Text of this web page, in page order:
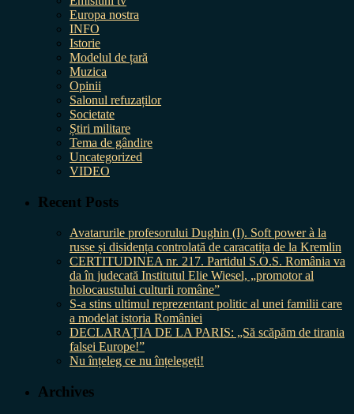
Europa nostra
INFO
Istorie
Modelul de țară
Muzica
Opinii
Salonul refuzaților
Societate
Știri militare
Tema de gândire
Uncategorized
VIDEO
Recent Posts
Avatarurile profesorului Dughin (I). Soft power à la
russe și disidența controlată de caracatița de la Kremlin
CERTITUDINEA nr. 217. Partidul S.O.S. România va
da în judecată Institutul Elie Wiesel, „promotor al
holocaustului culturii române”
S-a stins ultimul reprezentant politic al unei familii care
a modelat istoria României
DECLARAȚIA DE LA PARIS: „Să scăpăm de tirania
falsei Europe!”
Nu înțeleg ce nu înțelegeți!
Archives